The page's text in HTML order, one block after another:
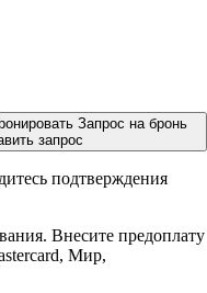
Запрос на бронь
запрос
подтверждения
Внесите предоплату
Мир,